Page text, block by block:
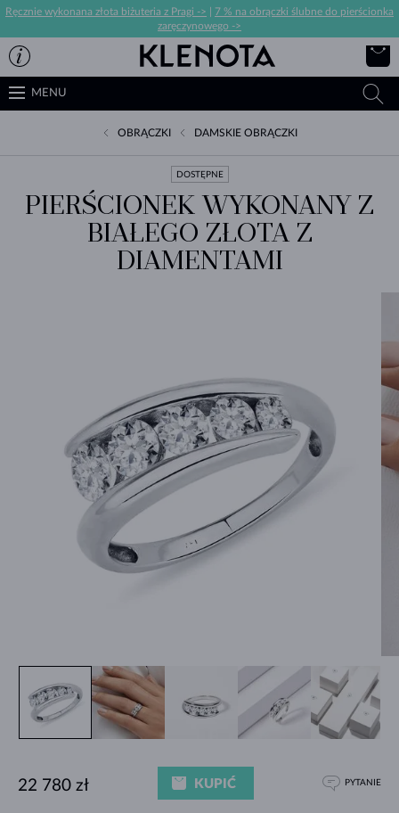
Ręcznie wykonana złota biżuteria z Pragi ->
7 % na obrączki ślubne do pierścionka
zaręczynowego ->
MENU
OBRĄCZKI DAMSKIE OBRĄCZKI
DOSTĘPNE
PIERŚCIONEK WYKONANY Z
BIAŁEGO ZŁOTA Z
DIAMENTAMI
22 780 zł KUPIĆ PYTANIE